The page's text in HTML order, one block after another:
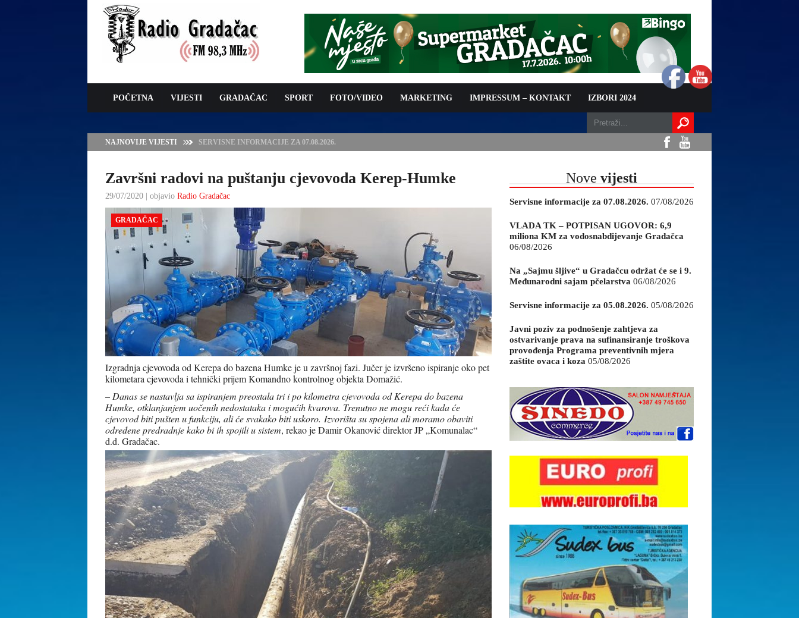
POČETNA VIJESTI GRADAČAC SPORT FOTO/VIDEO MARKETING IMPRESSUM – KONTAKT IZBORI 2024
NAJNOVIJE VIJESTI
VLADA TK – POTPISAN UGOVOR: 6,9 MILIONA KM ZA VODOSNABDIJEVANJE
GRADAČCA
Završni radovi na puštanju cjevovoda Kerep-Humke
29/07/2020 | objavio Radio Gradačac
GRADAČAC
Izgradnja cjevovoda od Kerepa do bazena Humke je u završnoj fazi. Jučer je izvršeno ispiranje oko pet
kilometara cjevovoda i tehnički prijem Komandno kontrolnog objekta Domažić.
– Danas se nastavlja sa ispiranjem preostala tri i po kilometra cjevovoda od Kerepa do bazena
Humke, otklanjanjem uočenih nedostataka i mogućih kvarova. Trenutno ne mogu reći kada će
cjevovod biti pušten u funkciju, ali će svakako biti uskoro. Izvorišta su spojena ali moramo obaviti
određene predradnje kako bi ih spojili u sistem, rekao je Damir Okanović direktor JP „Komunalac“
d.d. Gradačac.
Nove vijesti
Servisne informacije za 07.08.2026. 07/08/2026
VLADA TK – POTPISAN UGOVOR: 6,9
miliona KM za vodosnabdijevanje Gradačca
06/08/2026
Na „Sajmu šljive“ u Gradačcu održat će se i 9.
Međunarodni sajam pčelarstva 06/08/2026
Servisne informacije za 05.08.2026. 05/08/2026
Javni poziv za podnošenje zahtjeva za
ostvarivanje prava na sufinansiranje troškova
provođenja Programa preventivnih mjera
zaštite ovaca i koza 05/08/2026